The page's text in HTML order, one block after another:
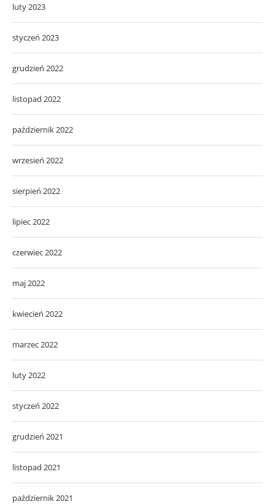
luty 2023
styczeń 2023
grudzień 2022
listopad 2022
październik 2022
wrzesień 2022
sierpień 2022
lipiec 2022
czerwiec 2022
maj 2022
kwiecień 2022
marzec 2022
luty 2022
styczeń 2022
grudzień 2021
listopad 2021
październik 2021